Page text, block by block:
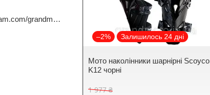
–2% Залишилось 24 дні
Мото наколінники шарнірні Scoyco
K12 чорні
1 977 ₴
https://www.instagram.com/grandmotoinua/